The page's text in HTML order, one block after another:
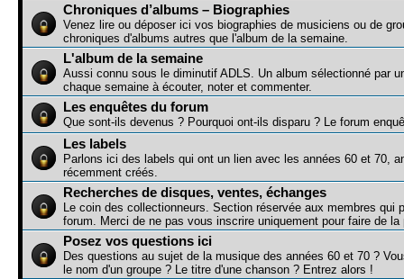
Chroniques d’albums – Biographies
Venez lire ou déposer ici vos biographies de musiciens ou de
chroniques d'albums autres que l'album de la semaine.
L'album de la semaine
Aussi connu sous le diminutif ADLS. Un album sélectionné par
chaque semaine à écouter, noter et commenter.
Les enquêtes du forum
Que sont-ils devenus ? Pourquoi ont-ils disparu ? Le forum
Les labels
Parlons ici des labels qui ont un lien avec les années 60 et 70,
récemment créés.
Recherches de disques, ventes, échanges
Le coin des collectionneurs. Section réservée aux membres qui
forum. Merci de ne pas vous inscrire uniquement pour faire de la
Posez vos questions ici
Des questions au sujet de la musique des années 60 et 70 ?
le nom d'un groupe ? Le titre d'une chanson ? Entrez alors !